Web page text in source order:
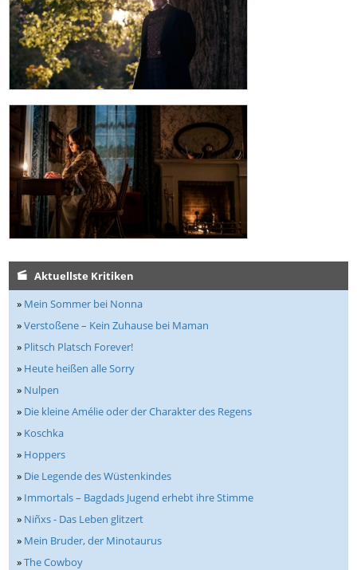
Aktuellste Kritiken
» Mein Sommer bei Nonna
»Verstoßene – Kein Zuhause bei Maman
» Plitsch Platsch Forever!
» Heute heißen alle Sorry
» Nulpen
» Die kleine Amélie oder der Charakter des Regens
» Koschka
» Hoppers
» Die Legende des Wüstenkindes
» Immortals – Bagdads Jugend erhebt ihre Stimme
» Niñxs - Das Leben glitzert
» Mein Bruder, der Minotaurus
»The Cowboy